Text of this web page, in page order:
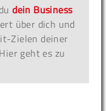
dein Business
über dich und
Zielen deiner
geht es zu